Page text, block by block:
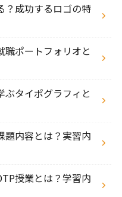
？成功するロゴの特
職ポートフォリオと
ぶタイポグラフィと
題内容とは？実習内
授業とは？学習内